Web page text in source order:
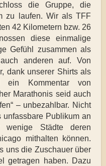
die Gruppe, die
zu laufen. Wir als TFF
42 Kilometern bzw. 26
diese einmalige
Gefühl zusammen als
anderen auf. Von
dank unserer Shirts als
ein Kommentar von
Marathonis seid auch
– unbezahlbar. Nicht
Publikum an
Städte deren
mithalten können.
uns die Zuschauer über
getragen haben. Dazu